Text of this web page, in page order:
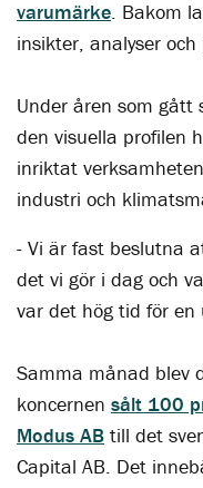
varumärke. Bakom
insikter, analyser
Under åren som gått
den visuella profilen
inriktat
industri och
- Vi är fast beslutna
det vi gör i dag och
var det hög tid för en
Samma månad blev
koncernen sålt 100
Modus AB till det
Capital AB. Det